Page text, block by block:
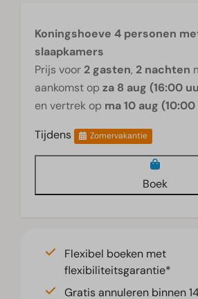
Koningshoeve 4 personen
slaapkamers
Prijs voor 2 gasten, 2 nachten
aankomst op za 8 aug (16:00
en vertrek op ma 10 aug
Tijdens
Zomervakantie
Boek
Flexibel boeken met
flexibiliteitsgarantie*
Gratis annuleren binnen